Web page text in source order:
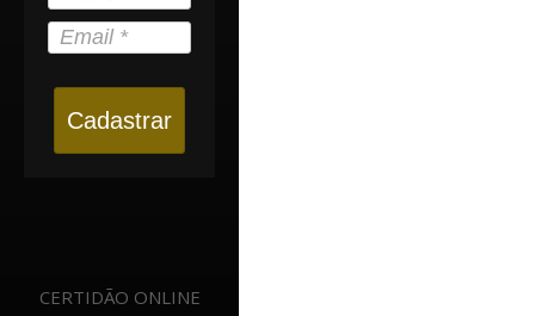
Cadastrar
CERTIDÃO ONLINE